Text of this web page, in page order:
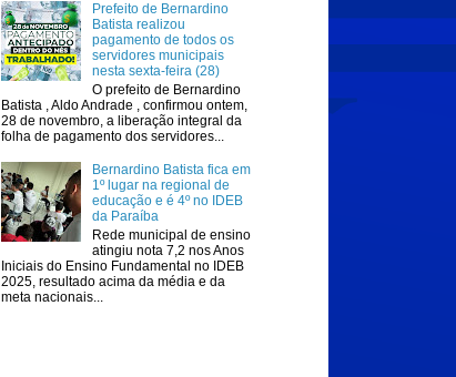
Prefeito de Bernardino
Batista realizou
pagamento de todos os
servidores municipais
nesta sexta-feira (28)
O prefeito de Bernardino
Batista , Aldo Andrade , confirmou ontem,
28 de novembro, a liberação integral da
folha de pagamento dos servidores...
Bernardino Batista fica em
1º lugar na regional de
educação e é 4º no IDEB
da Paraíba
Rede municipal de ensino
atingiu nota 7,2 nos Anos
Iniciais do Ensino Fundamental no IDEB
2025, resultado acima da média e da
meta nacionais...